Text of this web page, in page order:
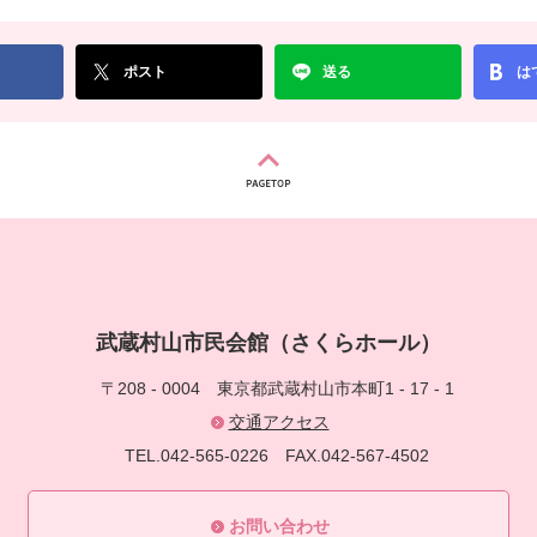
ポスト 送る は
武蔵村山市民会館（さくらホール）
〒208 - 0004 東京都武蔵村山市本町1 - 17 - 1
交通アクセス
TEL.042-565-0226 FAX.042-567-4502
お問い合わせ